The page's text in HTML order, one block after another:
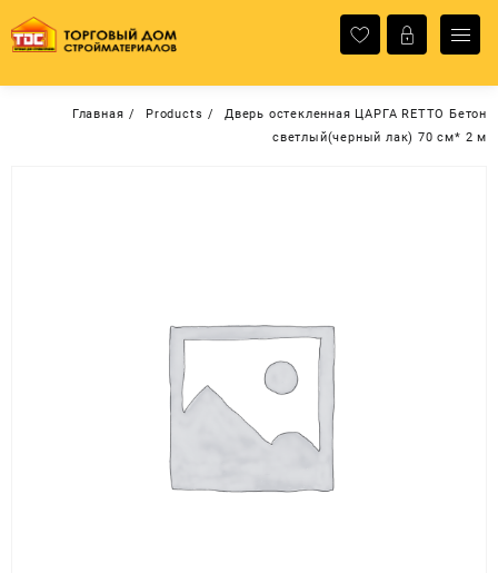
содержимому
Главная Products
Дверь остекленная ЦАРГА RETTO Бетон
светлый(черный лак) 70 см* 2 м